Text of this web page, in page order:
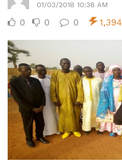
01/03/2018 10:38 AM
0 0 0 1,394